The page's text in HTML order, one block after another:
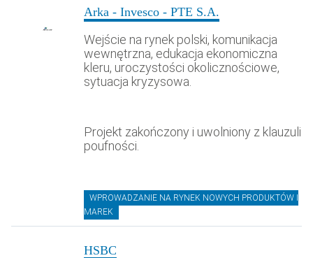
Arka - Invesco - PTE S.A.
Wejście na rynek polski, komunikacja
wewnętrzna, edukacja ekonomiczna
kleru, uroczystości okolicznościowe,
sytuacja kryzysowa.
Projekt zakończony i uwolniony z klauzuli
poufności.
WPROWADZANIE NA RYNEK NOWYCH PRODUKTÓW I
MAREK
HSBC